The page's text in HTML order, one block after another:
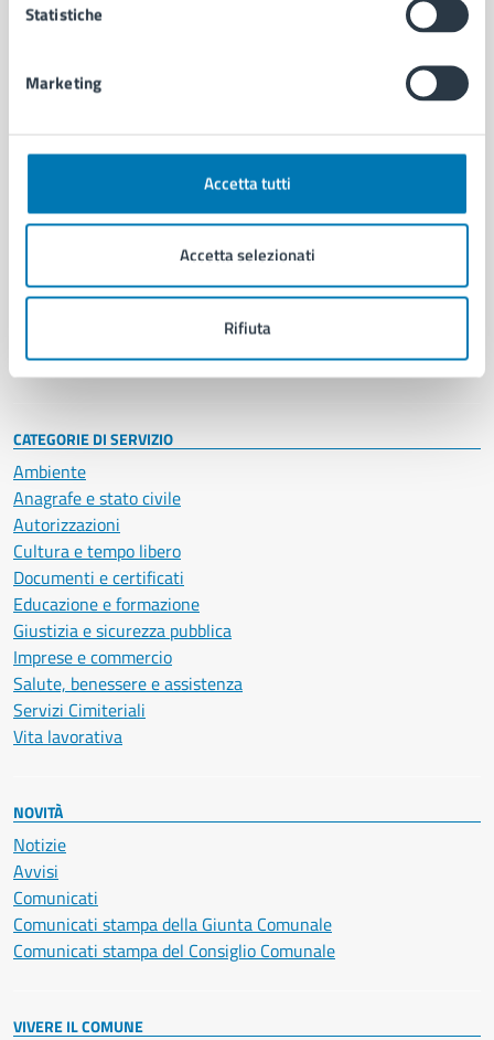
Statistiche
Marketing
Accetta tutti
Accetta selezionati
Rifiuta
Aree amministrative
Uffici
Politici
Intranet, posta aziendale e protocollo
CATEGORIE DI SERVIZIO
Ambiente
Anagrafe e stato civile
Autorizzazioni
Cultura e tempo libero
Documenti e certificati
Educazione e formazione
Giustizia e sicurezza pubblica
Imprese e commercio
Salute, benessere e assistenza
Servizi Cimiteriali
Vita lavorativa
NOVITÀ
Notizie
Avvisi
Comunicati
Comunicati stampa della Giunta Comunale
Comunicati stampa del Consiglio Comunale
VIVERE IL COMUNE